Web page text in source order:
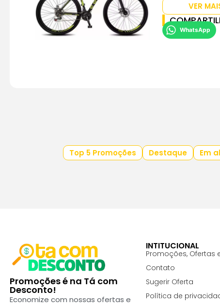
VER
WhatsApp
Top 5 Promoções Destaque Em
Promoções é na Tá com
Desconto!
Economize com nossas ofertas e
INTITUCIONAL
Promoções, Ofertas
Contato
Sugerir Oferta
Política de